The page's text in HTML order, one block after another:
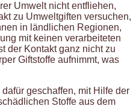
Umwelt nicht entfliehen,
zu Umweltgiften versuchen,
in ländlichen Regionen,
mit keinen verarbeiteten
der Kontakt ganz nicht zu
Giftstoffe aufnimmt, was
geschaffen, mit Hilfe der
Stoffe aus dem